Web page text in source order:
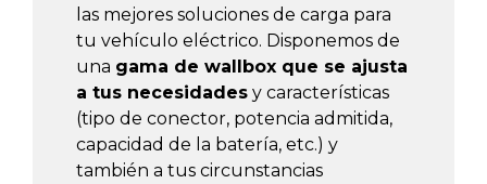
las mejores soluciones de carga para
tu vehículo eléctrico. Disponemos de
una gama de wallbox que se ajusta
a tus necesidades y características
(tipo de conector, potencia admitida,
capacidad de la batería, etc.) y
también a tus circunstancias